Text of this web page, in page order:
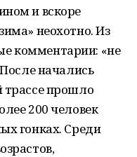
и вскоре
неохотно. Из
комментарии: «не
начались
прошло
200 человек
гонках. Среди